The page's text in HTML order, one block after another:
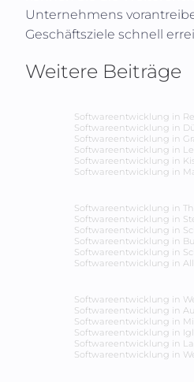
Unternehmens
Geschäftsziele schnell
Weitere Beiträge
Softwareentwicklung in
Softwareentwicklung in
Softwareentwicklung in
Softwareentwicklung in
Softwareentwicklung in
Softwareentwicklung in
Softwareentwicklung in
Softwareentwicklung in
Softwareentwicklung in
Softwareentwicklung in
Softwareentwicklung in
Softwareentwicklung in
Softwareentwicklung in
Softwareentwicklung in
Softwareentwicklung in
Softwareentwicklung in
Softwareentwicklung in
Softwareentwicklung in